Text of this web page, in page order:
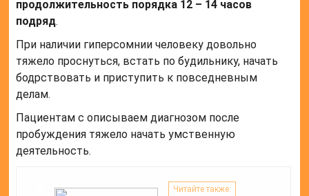
продолжительность порядка 12 – 14 часов
подряд.
При наличии гиперсомнии человеку довольно
тяжело проснуться, встать по будильнику, начать
бодрствовать и приступить к повседневным
делам.
Пациентам с описываем диагнозом после
пробуждения тяжело начать умственную
деятельность.
Читайте также: